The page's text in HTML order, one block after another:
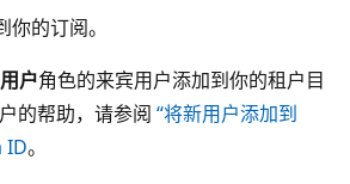
你的订阅。
用户角色的来宾用户添加到你的租户目
的帮助，请参阅 “将新用户添加到
ID。